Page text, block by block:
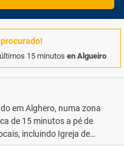
15 minutos en Algueiro
em Alghero, numa zona
de 15 minutos a pé de
incluindo Igreja de